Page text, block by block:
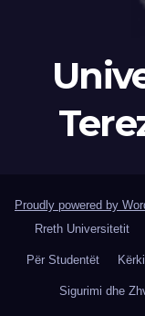
Proudly powered by
Rreth Universitetit
Për Studentët
Sigurimi dhe